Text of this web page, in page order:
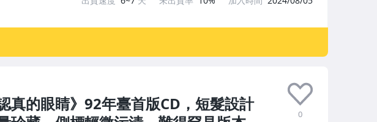
真的眼睛》92年臺首版CD，短髮設計
0